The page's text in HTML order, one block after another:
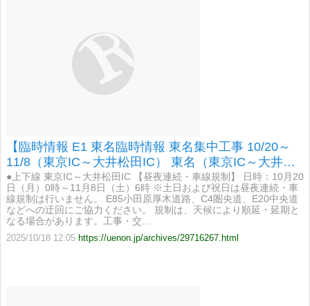
【臨時情報 E1 東名臨時情報 東名集中工事 10/20～
11/8（東京IC～大井松田IC） 東名（東京IC～大井松
田IC）において、次のとおり集中工事を実施。】
●上下線 東京IC～大井松田IC 【昼夜連続・車線規制】 日時：10月20
日（月）0時～11月8日（土）6時 ※土日および祝日は昼夜連続・車
線規制は行いません。 E85小田原厚木道路、C4圏央道、E20中央道
などへの迂回にご協力ください。 規制は、天候により順延・延期と
なる場合があります。工事・交…
2025/10/18 12:05 https://uenon.jp/archives/29716267.html